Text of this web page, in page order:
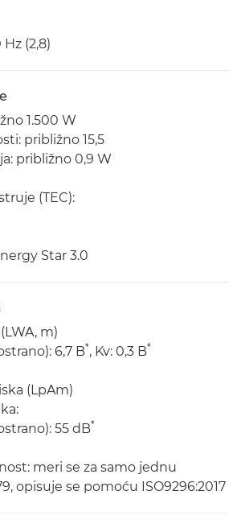
(2,8)
1.500 W
približno 15,5
približno 0,9 W
(TEC):
Star 3.0
m)
6,7 B*, Kv: 0,3 B*
(LpAm)
55 dB*
meri se za samo jednu
opisuje se pomoću ISO9296:2017